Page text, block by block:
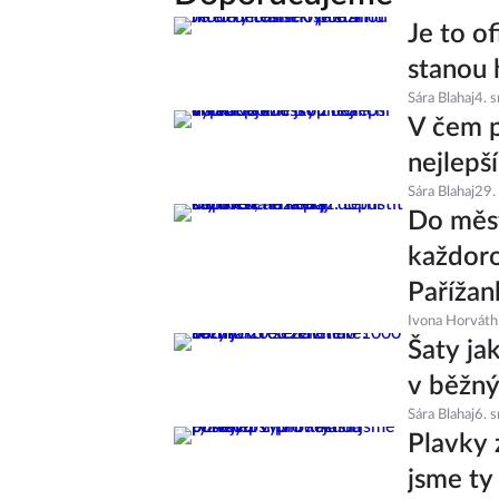
Je to
stanou
Sára Blahaj4.
V čem
Sára Blahaj29.
Do
Ivona
Šaty
v
Sára Blahaj6.
Plavky
jsme